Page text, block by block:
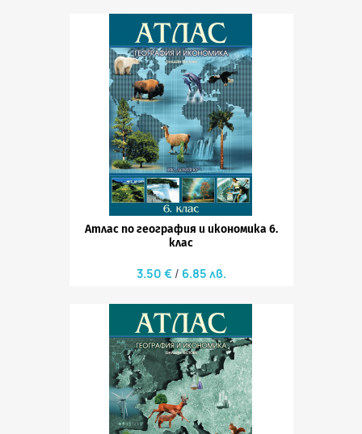
Атлас по география и икономика 6.
клас
3.50 € 6.85 лв.